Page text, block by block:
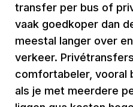
transfer per bus of
vaak goedkoper dan
meestal langer over
verkeer.
comfortabeler, vooral
als je met meerdere